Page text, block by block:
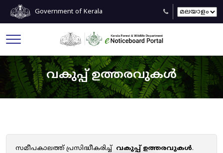
Government of Kerala
വകുപ്പ് ഉത്തരവുകൾ
സമീപകാലത്ത് പ്രസിദ്ധീകരിച്ച് വകുപ്പ് ഉത്തരവുകൾ.